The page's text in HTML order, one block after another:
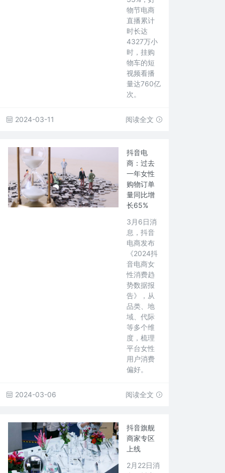
物节电商
直播累计
时长达
4327万小
时，挂购
物车的短
视频看播
量达760亿
次。
2024-03-11 阅读全文
抖音电
商：过去
一年女性
购物订单
量同比增
长65%
3月6日消
息，抖音
电商发布
《2024抖
音电商女
性消费趋
势数据报
告》，从
品类、地
域、代际
等多个维
度，梳理
平台女性
用户消费
偏好。
2024-03-06 阅读全文
抖音旗舰
商家专区
上线
2月22日消